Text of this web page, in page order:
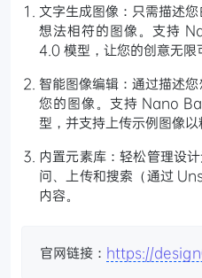
文字生成图像：只需描述
想法相符的图像。支持
4.0 模型，让您的创意无限
智能图像编辑：通过描述
您的图像。支持 Nano
型，并支持上传示例图像以
内置元素库：轻松管理设
问、上传和搜索（通过
内容。
官网链接： https://